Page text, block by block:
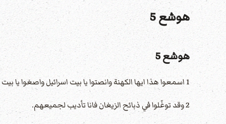
هوشع 5
هوشع 5
1 اسمعوا هذا ايها الكهنة وانصتوا يا بيت اسرائيل واصغوا يا بيت الملك لان عليكم القضاء اذ صرتم فخّا في مصفاة وشبكة مبسوطة على تابور
2 وقد توغّلوا في ذبائح الزيغان فانا تأديب لجميعهم.